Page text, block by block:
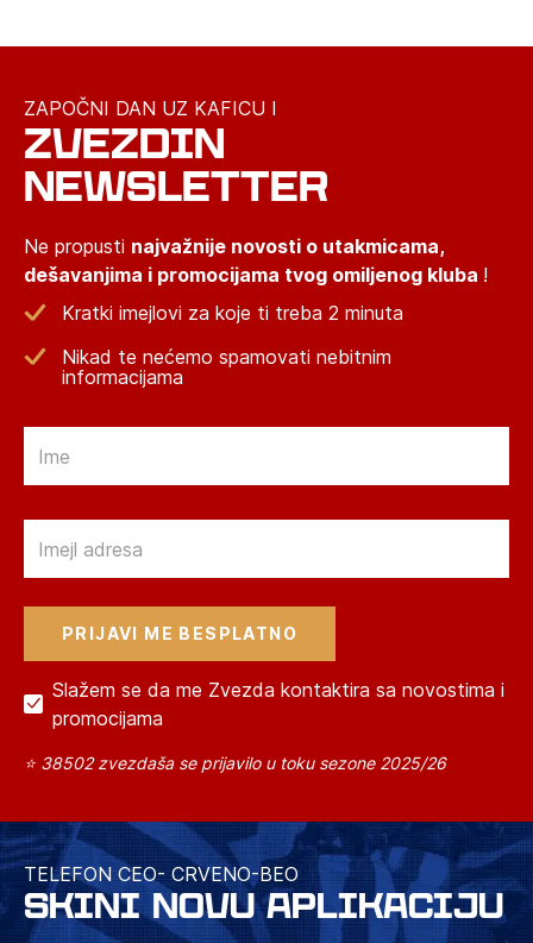
ZAPOČNI DAN UZ KAFICU I
ZVEZDIN
NEWSLETTER
Ne propusti najvažnije novosti o utakmicama,
dešavanjima i promocijama tvog omiljenog kluba !
Kratki imejlovi za koje ti treba 2 minuta
Nikad te nećemo spamovati nebitnim
informacijama
Slažem se da me Zvezda kontaktira sa novostima i
promocijama
⭐ 38502 zvezdaša se prijavilo u toku sezone 2025/26
TELEFON CEO- CRVENO-BEO
SKINI NOVU APLIKACIJU